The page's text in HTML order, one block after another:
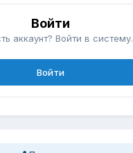
Войти
аккаунт? Войти в систему.
Войти